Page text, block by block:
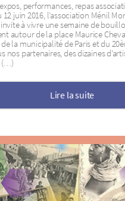
performances, repas
12 juin 2016, l’association Ménil
à vivre une semaine de
autour de la place Maurice
la municipalité de Paris et du
nos partenaires, des dizaines
(…)
Lire la suite